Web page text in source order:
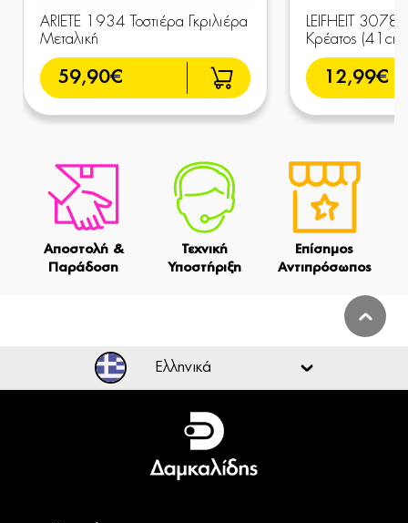
ARIETE 1934 Τοστιέρα Γκριλιέρα
Μεταλική
59,90€
LEIFHEIT 3078
Κρέατος (41cm)
12,99€
Αποστολή &
Παράδοση
Τεχνική
Υποστήριξη
Επίσημος
Αντιπρόσωπος
Ελληνικά
Ελληνικά
English